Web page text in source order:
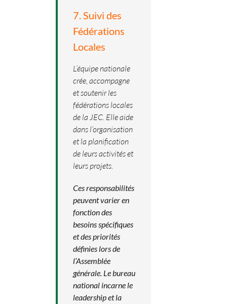
7. Suivi des
Fédérations
Locales
L’équipe nationale
crée, accompagne
et soutenir les
fédérations locales
de la JEC. Elle aide
dans l’organisation
et la planification
de leurs activités et
leurs projets.
Ces responsabilités
peuvent varier en
fonction des
besoins spécifiques
et des priorités
définies lors de
l’Assemblée
générale. Le bureau
national incarne le
leadership et la